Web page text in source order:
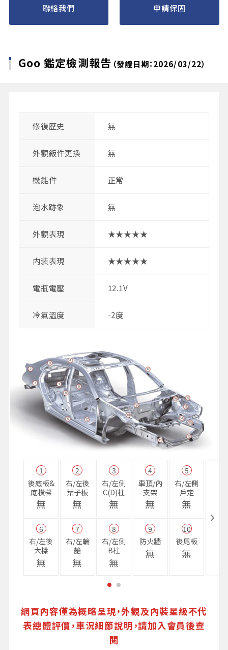
聯絡我們 申請保固
Goo 鑑定檢測報告 （發證日期：2026/03/22）
修復歴史 無
外觀鈑件更換 無
機能件 正常
泡水跡象 無
外觀表現 ★★★★★
内装表現 ★★★★★
電瓶電壓 12.1V
冷氣溫度 -2度
1
後底板&
底橫樑
無
2
右/左後
葉子板
無
3
右/左側
C(D)柱
無
4
車頂/內
支架
無
5
右/左側
戶定
無
6
右/左後
大樑
無
7
右/左輪
艙
無
8
右/左側
B柱
無
9
防火牆
無
10
後尾板
無
網頁內容僅為概略呈現，外觀及內裝星級不代
表總體評價，車況細節說明，請加入會員後查
閱